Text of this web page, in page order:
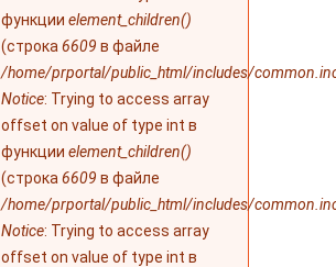
функции element_children()
(строка 6609 в файле
/home/prportal/public_html/includes/
Notice: Trying to access array
offset on value of type int в
функции element_children()
(строка 6609 в файле
/home/prportal/public_html/includes/
Notice: Trying to access array
offset on value of type int в